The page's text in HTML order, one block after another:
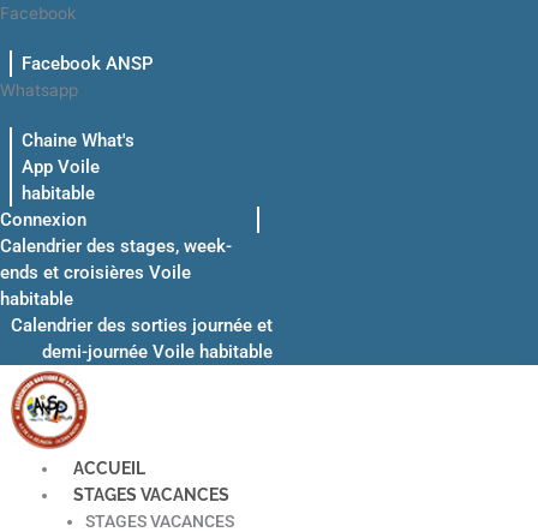
Aller
contenu
Facebook
Facebook ANSP
Whatsapp
Chaine What's
App Voile
habitable
Connexion
Calendrier des stages, week-
ends et croisières Voile
habitable
Calendrier des sorties journée et
demi-journée Voile habitable
ACCUEIL
STAGES VACANCES
STAGES VACANCES